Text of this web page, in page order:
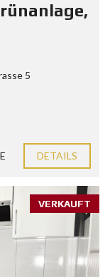
5
DETAILS
VERKAUFT